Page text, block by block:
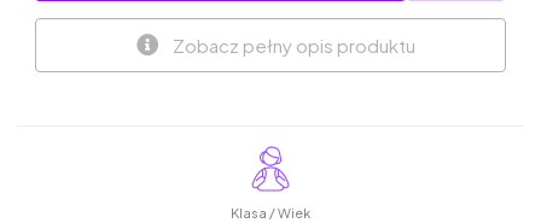
Zobacz pełny opis produktu
Klasa / Wiek